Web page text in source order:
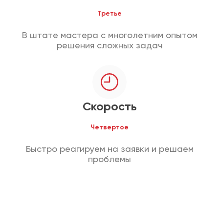
Третье
В штате мастера с многолетним опытом
решения сложных задач
Скорость
Четвертое
Быстро реагируем на заявки и решаем
проблемы